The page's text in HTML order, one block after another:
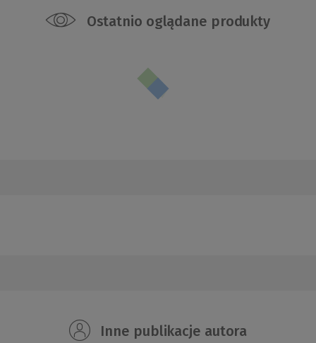
Ostatnio oglądane produkty
Inne publikacje autora